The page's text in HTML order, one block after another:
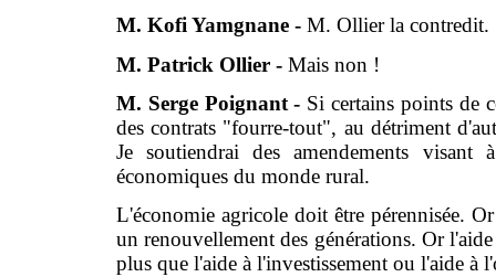
M. Kofi Yamgnane - M. Ollier la contredit.
M. Patrick Ollier - Mais non !
M. Serge Poignant - Si certains points de
des contrats "fourre-tout", au détriment
Je soutiendrai des amendements
économiques du monde rural.
L'économie agricole doit être pérennisée.
un renouvellement des générations. Or
plus que l'aide à l'investissement ou l'aide à